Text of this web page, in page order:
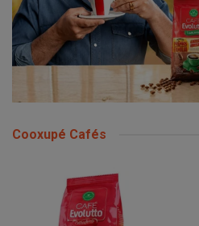
Cooxupé Cafés